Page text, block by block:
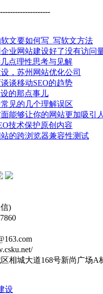
文要如何写_写软文方法
业网站建设好了没有访问
点理性思考与见解
，苏州网站优化公司
谈移动SEO的趋势
的那点事儿
见的几个理解误区
能够让你的网站更加吸引人
技术保护原创内容
的跨浏览器兼容性测试
)
相城大道168号新尚广场A
设